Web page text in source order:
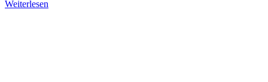
Weiterlesen